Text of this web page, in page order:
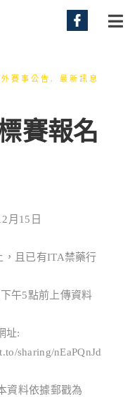
外賽事公告
最新訊息
賽報名
月15日
，且已有ITA禁藥行
午5點前上傳資料
址:
sharing/nEaPQnJd
資料依據郵戳為